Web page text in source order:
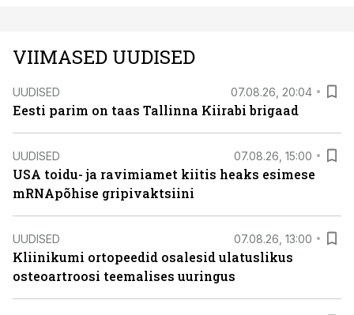
VIIMASED UUDISED
UUDISED 07.08.26, 20:04
Eesti parim on taas Tallinna Kiirabi brigaad
UUDISED 07.08.26, 15:00
USA toidu- ja ravimiamet kiitis heaks esimese
mRNApõhise gripivaktsiini
UUDISED 07.08.26, 13:00
Kliinikumi ortopeedid osalesid ulatuslikus
osteoartroosi teemalises uuringus